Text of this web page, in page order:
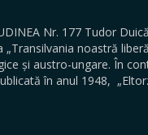
Nr. 177 Tudor
noastră
și austro-ungare. În
în anul 1948,